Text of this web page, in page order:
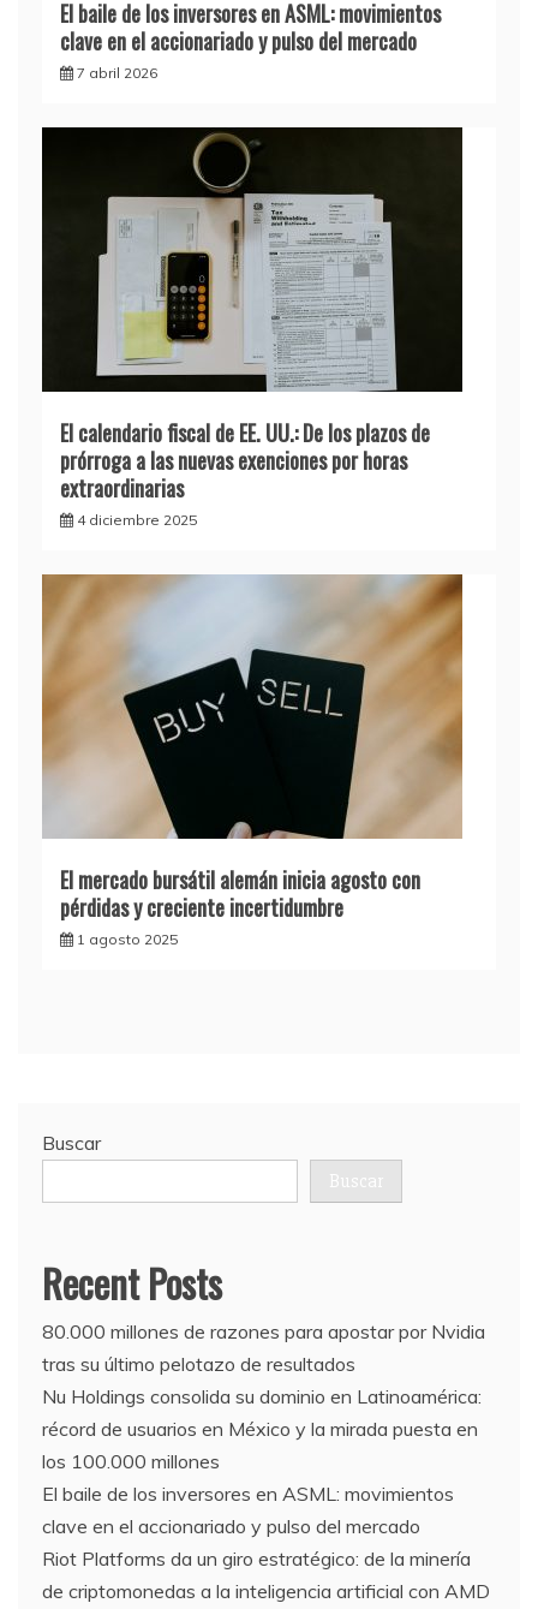
El baile de los inversores en ASML: movimientos
clave en el accionariado y pulso del mercado
7 abril 2026
El calendario fiscal de EE. UU.: De los plazos de
prórroga a las nuevas exenciones por horas
extraordinarias
4 diciembre 2025
El mercado bursátil alemán inicia agosto con
pérdidas y creciente incertidumbre
1 agosto 2025
Buscar
Buscar
Recent Posts
80.000 millones de razones para apostar por Nvidia
tras su último pelotazo de resultados
Nu Holdings consolida su dominio en Latinoamérica:
récord de usuarios en México y la mirada puesta en
los 100.000 millones
El baile de los inversores en ASML: movimientos
clave en el accionariado y pulso del mercado
Riot Platforms da un giro estratégico: de la minería
de criptomonedas a la inteligencia artificial con AMD